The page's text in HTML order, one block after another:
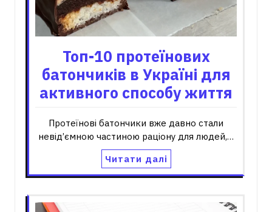
Топ-10 протеїнових
батончиків в Україні для
активного способу життя
Протеїнові батончики вже давно стали
невід’ємною частиною раціону для людей,…
Читати далі